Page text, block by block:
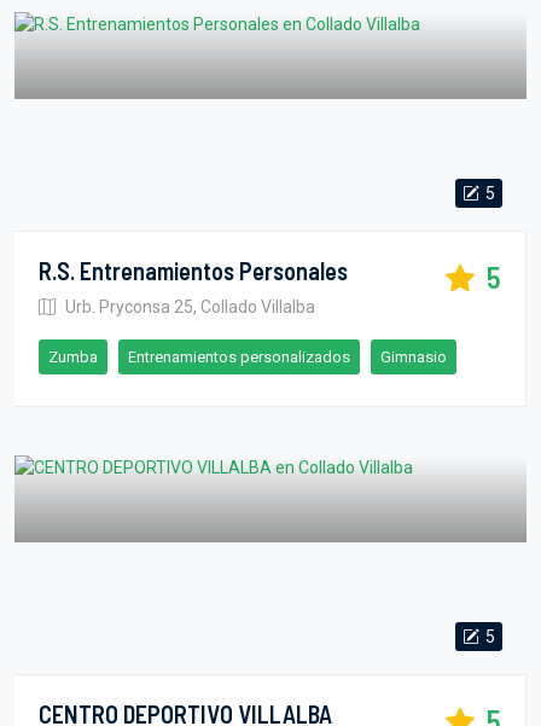
5
R.S. Entrenamientos Personales
Urb. Pryconsa 25, Collado Villalba
5
Zumba Entrenamientos personalizados Gimnasio
5
CENTRO DEPORTIVO VILLALBA